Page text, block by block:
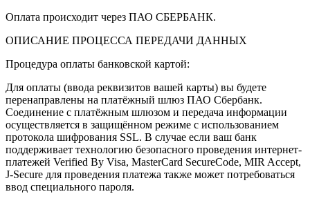
Оплата происходит через ПАО СБЕРБАНК.
ОПИСАНИЕ ПРОЦЕССА ПЕРЕДАЧИ ДАННЫХ
Процедура оплаты банковской картой:
Для оплаты (ввода реквизитов вашей карты) вы будете
перенаправлены на платёжный шлюз ПАО Сбербанк.
Соединение с платёжным шлюзом и передача информации
осуществляется в защищённом режиме с использованием
протокола шифрования SSL. В случае если ваш банк
поддерживает технологию безопасного проведения интернет-
платежей Verified By Visa, MasterCard SecureCode, MIR Accept,
J-Secure для проведения платежа также может потребоваться
ввод специального пароля.